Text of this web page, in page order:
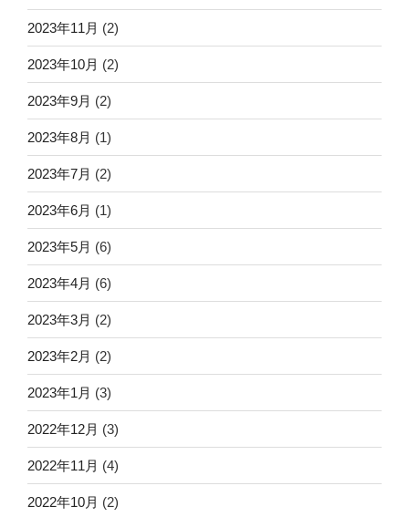
2023年11月 (2)
2023年10月 (2)
2023年9月 (2)
2023年8月 (1)
2023年7月 (2)
2023年6月 (1)
2023年5月 (6)
2023年4月 (6)
2023年3月 (2)
2023年2月 (2)
2023年1月 (3)
2022年12月 (3)
2022年11月 (4)
2022年10月 (2)